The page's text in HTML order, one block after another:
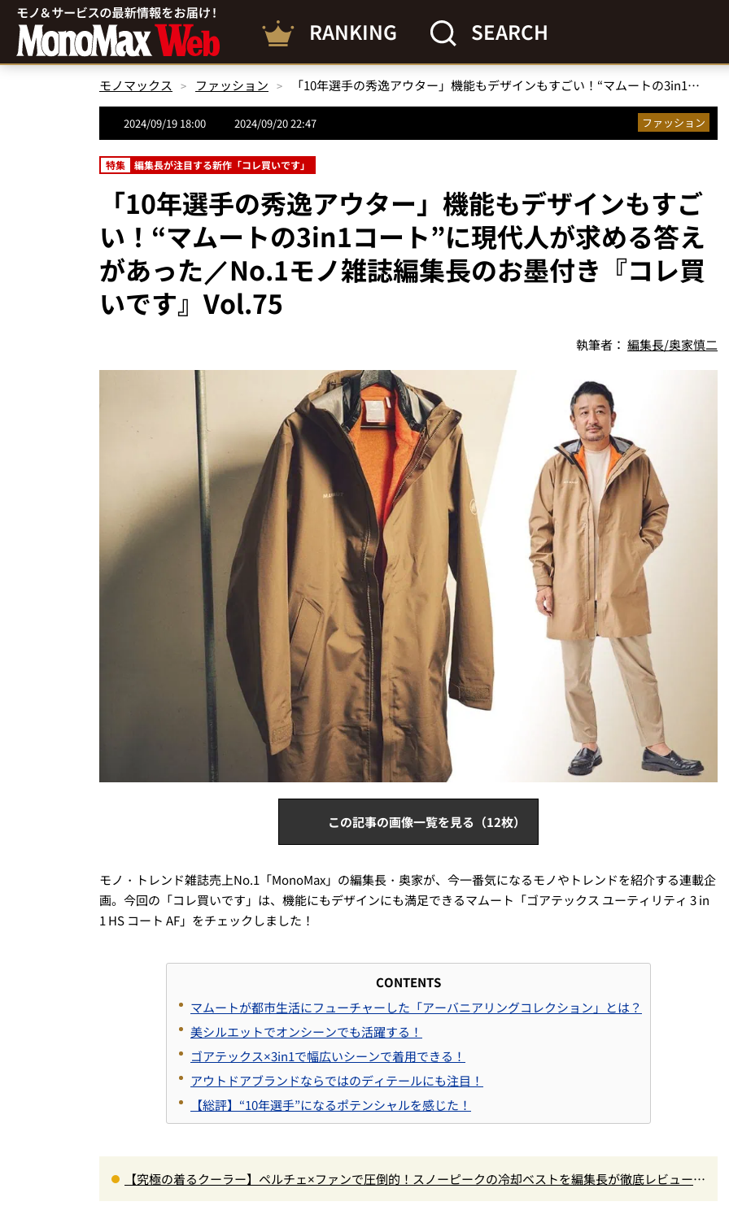
RANKING SEARCH
モノマックス ファッション 「10年選手の秀逸アウター」機能もデザインもすごい！“マムートの3in1コート”に現代人が求める答えがあった／No.1モノ雑誌編集長のお墨付き『コレ買いです』Vol.75
2024/09/19 18:00 2024/09/20 22:47 ファッション
特集 編集長が注目する新作「コレ買いです」
「10年選手の秀逸アウター」機能もデザインもすご
い！“マムートの3in1コート”に現代人が求める答え
があった／No.1モノ雑誌編集長のお墨付き『コレ買
いです』Vol.75
執筆者： 編集長/奥家慎二
この記事の画像一覧を見る（12枚）
モノ・トレンド雑誌売上No.1「MonoMax」の編集長・奥家が、今一番気になるモノやトレンドを紹介する連載企
画。今回の「コレ買いです」は、機能にもデザインにも満足できるマムート「ゴアテックス ユーティリティ 3 in
1 HS コート AF」をチェックしました！
CONTENTS
マムートが都市生活にフューチャーした「アーバニアリングコレクション」とは？
美シルエットでオンシーンでも活躍する！
ゴアテックス×3in1で幅広いシーンで着用できる！
アウトドアブランドならではのディテールにも注目！
【総評】“10年選手”になるポテンシャルを感じた！
【究極の着るクーラー】ペルチェ×ファンで圧倒的！スノーピークの冷却ベストを編集長が徹底レビュー。